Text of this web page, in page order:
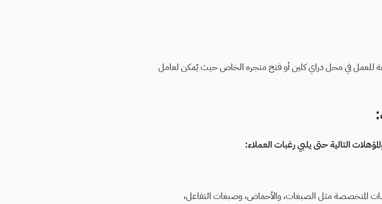
للعمل في محل دراي كلين أو فتح متجره الخاص حيث يُمكن لعامل
التالية حتى يلبي رغبات العملاء:
المتخصصة مثل الصبغات، والأحماض، وصبغات التفاعل،